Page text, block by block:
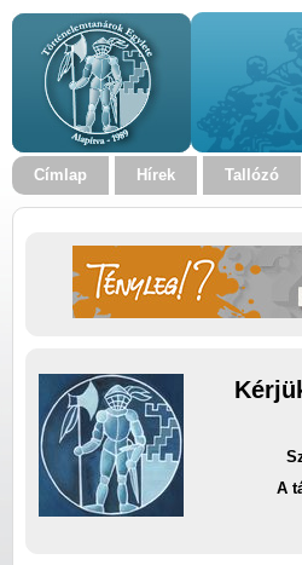
Címlap Hírek Tallózó
A